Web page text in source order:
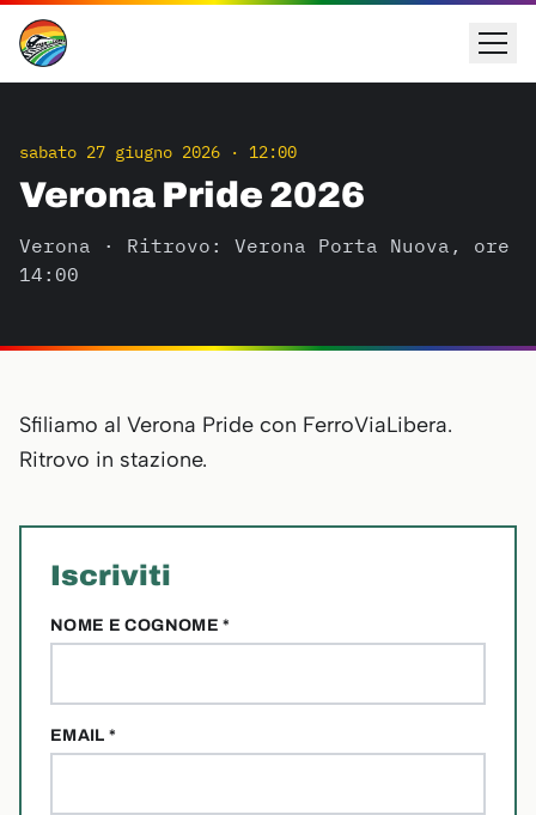
sabato 27 giugno 2026 · 12:00
Verona Pride 2026
Verona · Ritrovo: Verona Porta Nuova, ore
14:00
Sfiliamo al Verona Pride con FerroViaLibera.
Ritrovo in stazione.
Iscriviti
NOME E COGNOME *
EMAIL *